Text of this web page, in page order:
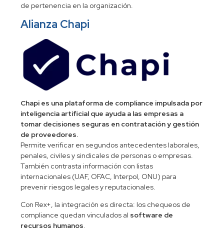
de pertenencia en la organización.
Alianza Chapi
Chapi es una plataforma de compliance impulsada por
inteligencia artificial que ayuda a las empresas a
tomar decisiones seguras en contratación y gestión
de proveedores.
Permite verificar en segundos antecedentes laborales,
penales, civiles y sindicales de personas o empresas.
También contrasta información con listas
internacionales (UAF, OFAC, Interpol, ONU) para
prevenir riesgos legales y reputacionales.
Con Rex+, la integración es directa: los chequeos de
compliance quedan vinculados al software de
recursos humanos.